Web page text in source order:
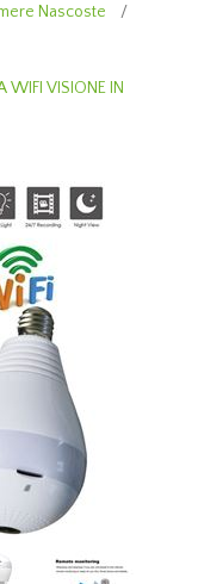
Nascoste
/
WIFI VISIONE IN